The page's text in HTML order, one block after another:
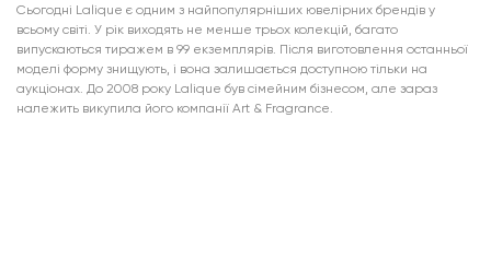
Сьогодні Lalique є одним з найпопулярніших ювелірних брендів у
всьому світі. У рік виходять не менше трьох колекцій, багато
випускаються тиражем в 99 екземплярів. Після виготовлення останньої
моделі форму знищують, і вона залишається доступною тільки на
аукціонах. До 2008 року Lalique був сімейним бізнесом, але зараз
належить викупила його компанії Art & Fragrance.